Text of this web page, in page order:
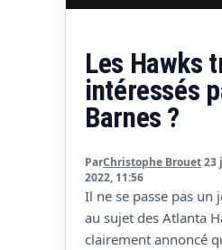
Les Hawks
intéressés
Barnes ?
ParChristophe Brouet23
2022, 11:56
Il ne se passe pas
au sujet des Atlanta
clairement annoncé